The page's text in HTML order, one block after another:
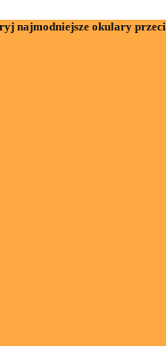
najmodniejsze okulary